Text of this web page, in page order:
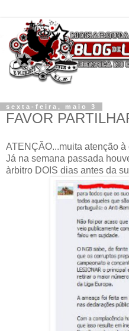
sexta-feira, maio 3
FAVOR
ATENÇÃO...muita atenção à
Já na semana passada
àrbitro DOIS dias antes da